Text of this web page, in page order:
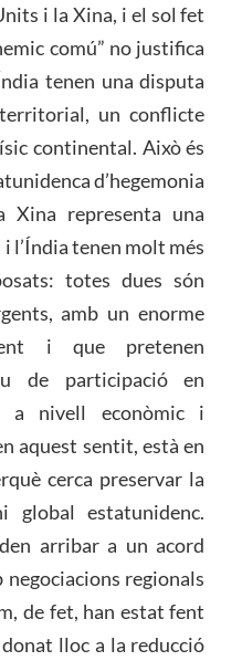
i la Xina, i el sol fet
comú” no justifica
tenen una disputa
un conflicte
continental. Això és
d’hegemonia
representa una
l’Índia tenen molt més
totes dues són
amb un enorme
i que pretenen
de participació en
a nivell econòmic i
aquest sentit, està en
cerca preservar la
estatunidenc.
arribar a un acord
regionals
de fet, han estat fent
lloc a la reducció